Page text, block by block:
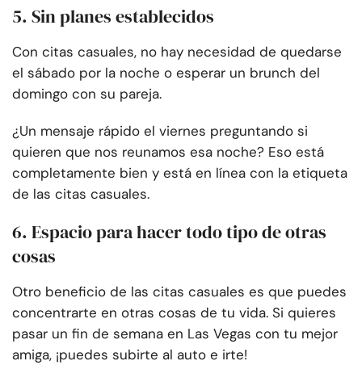
5. Sin planes establecidos
Con citas casuales, no hay necesidad de quedarse
el sábado por la noche o esperar un brunch del
domingo con su pareja.
¿Un mensaje rápido el viernes preguntando si
quieren que nos reunamos esa noche? Eso está
completamente bien y está en línea con la etiqueta
de las citas casuales.
6. Espacio para hacer todo tipo de otras
cosas
Otro beneficio de las citas casuales es que puedes
concentrarte en otras cosas de tu vida. Si quieres
pasar un fin de semana en Las Vegas con tu mejor
amiga, ¡puedes subirte al auto e irte!